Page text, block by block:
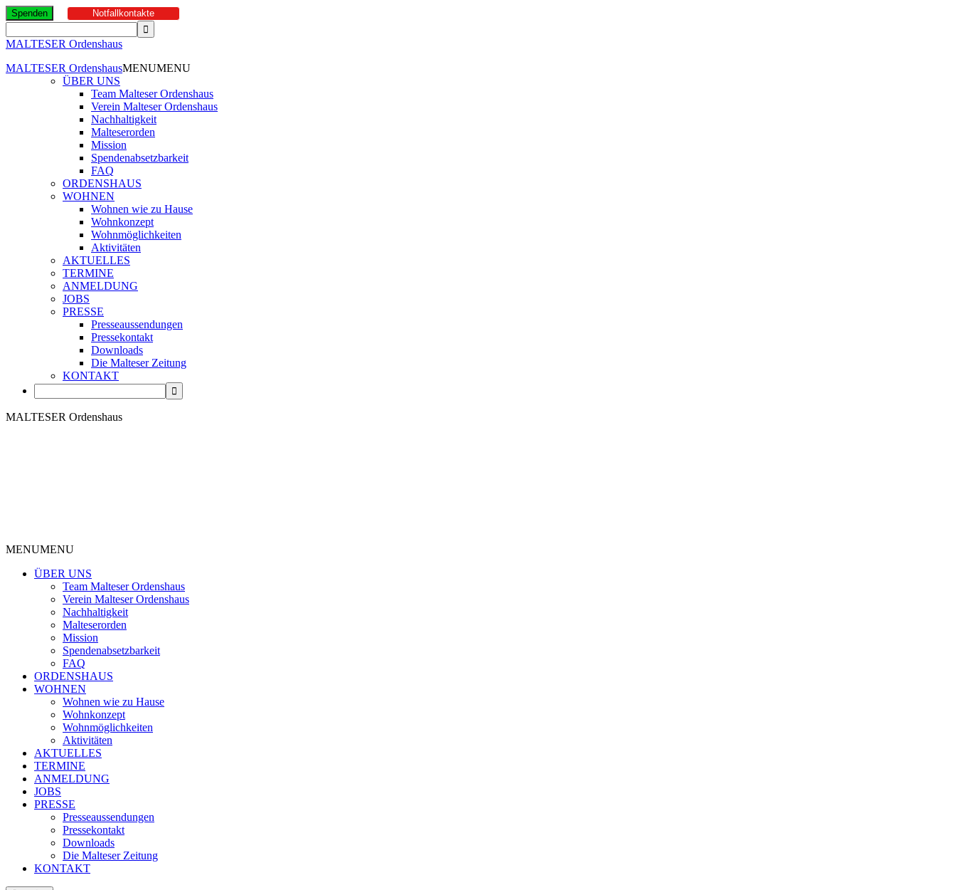
Spenden Notfallkontakte
MALTESER Ordenshaus
MALTESER OrdenshausMENUMENU
ÜBER UNS
Team Malteser Ordenshaus
Verein Malteser Ordenshaus
Nachhaltigkeit
Malteserorden
Mission
Spendenabsetzbarkeit
FAQ
ORDENSHAUS
WOHNEN
Wohnen wie zu Hause
Wohnkonzept
Wohnmöglichkeiten
Aktivitäten
AKTUELLES
TERMINE
ANMELDUNG
JOBS
PRESSE
Presseaussendungen
Pressekontakt
Downloads
Die Malteser Zeitung
KONTAKT
MALTESER Ordenshaus
MENUMENU
ÜBER UNS
Team Malteser Ordenshaus
Verein Malteser Ordenshaus
Nachhaltigkeit
Malteserorden
Mission
Spendenabsetzbarkeit
FAQ
ORDENSHAUS
WOHNEN
Wohnen wie zu Hause
Wohnkonzept
Wohnmöglichkeiten
Aktivitäten
AKTUELLES
TERMINE
ANMELDUNG
JOBS
PRESSE
Presseaussendungen
Pressekontakt
Downloads
Die Malteser Zeitung
KONTAKT